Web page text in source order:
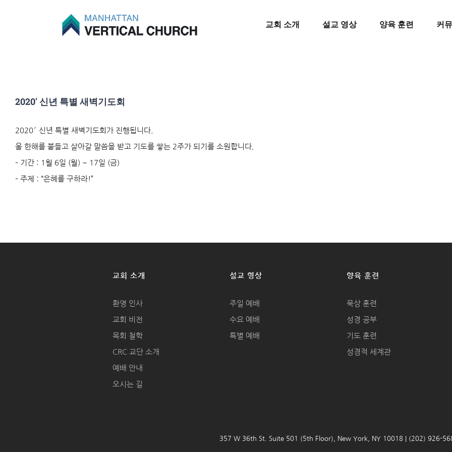
교회 소개 설교 영상 양육 훈련 커
2020′ 신년 특별 새벽기도회
2020′ 신년 특별 새벽기도회가 진행됩니다.
올 한해를 붙들고 살아갈 말씀을 받고 기도를 쌓는 2주가 되기를 소원합니다.
– 기간 : 1월 6일 (월) ~ 17일 (금)
– 주제 : “은혜를 구하라!”
교회 소개
환영 인사
교회 비전
목회 철학
CRC 교단 소개
예배 안내
오시는 길
설교 영상
주일 예배
수요 예배
특별 예배
양육 훈련
묵상 훈련
성경 공부
기도 훈련
성경적 세계관
357 W 36th St. Suite 501 (5th Floor), New York, NY 10018 | (202) 926-